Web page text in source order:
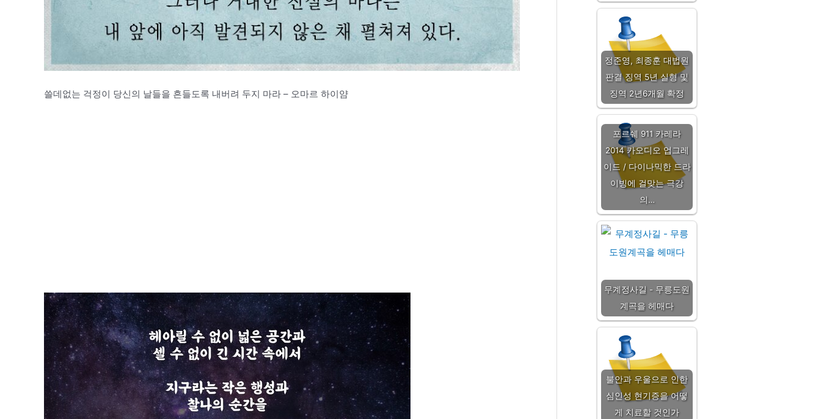
쓸데없는 걱정이 당신의 날들을 흔들도록 내버려 두지 마라 – 오마르 하이얌
정준영, 최종훈 대법원
판결 징역 5년 실형 및
징역 2년6개월 확정
포르쉐 911 카레라
2014 카오디오 업그레
이드 / 다이나믹한 드라
이빙에 걸맞는 극강
의…
무계정사길 - 무릉도원
계곡을 헤매다
불안과 우울으로 인한
심인성 현기증을 어떻
게 치료할 것인가